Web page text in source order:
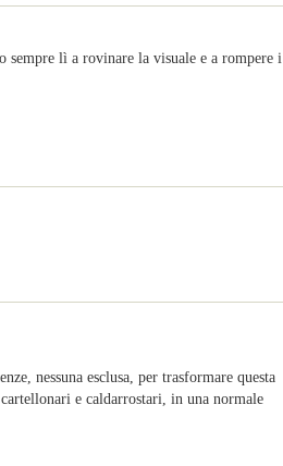
sempre lì a rovinare la visuale e a rompere i
nessuna esclusa, per trasformare questa
e caldarrostari, in una normale